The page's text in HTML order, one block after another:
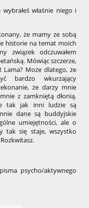
właśnie niego i
że mamy ze sobą
historie na temat moich
związek odczuwałem
Mówiąc szczerze,
Lama? Może dlatego, że
bardzo wkurzający
że darzy mnie
z zamkniętą dłonią.
tak jak inni ludzie są
dane są buddyjskie
umiejętności, ale o
tak się staje, wszystko
psycho/aktywnego